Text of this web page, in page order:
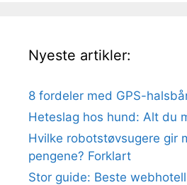
Nyeste artikler:
8 fordeler med GPS-
Heteslag hos hund: Alt du
Hvilke robotstøvsugere gir
pengene? Forklart
Stor guide: Beste